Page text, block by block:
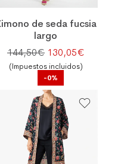
era: 149,50€.
actual es: 39,50€.
de seda fucsia
largo
144,50€ El precio
130,05€El
(Impuestos incluidos)
-0%